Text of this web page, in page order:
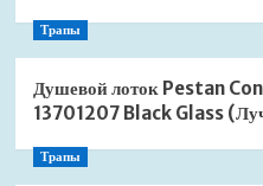
Трапы
Душевой лоток Pestan
13701207 Black Glass
Трапы